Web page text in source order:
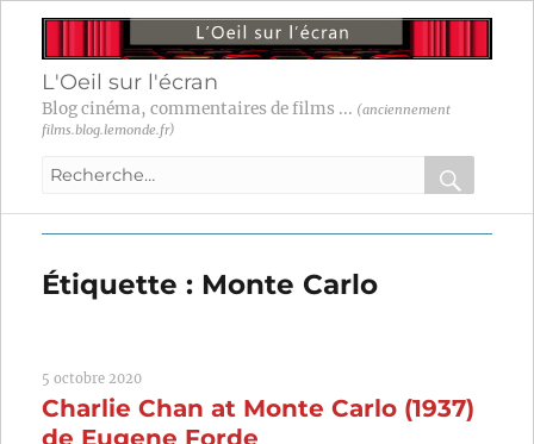
L'Oeil sur l'écran
Blog cinéma, commentaires de films ... (anciennement
films.blog.lemonde.fr)
Recherche
:
OK
Étiquette : Monte Carlo
5 octobre 2020
Charlie Chan at Monte Carlo (1937)
de Eugene Forde